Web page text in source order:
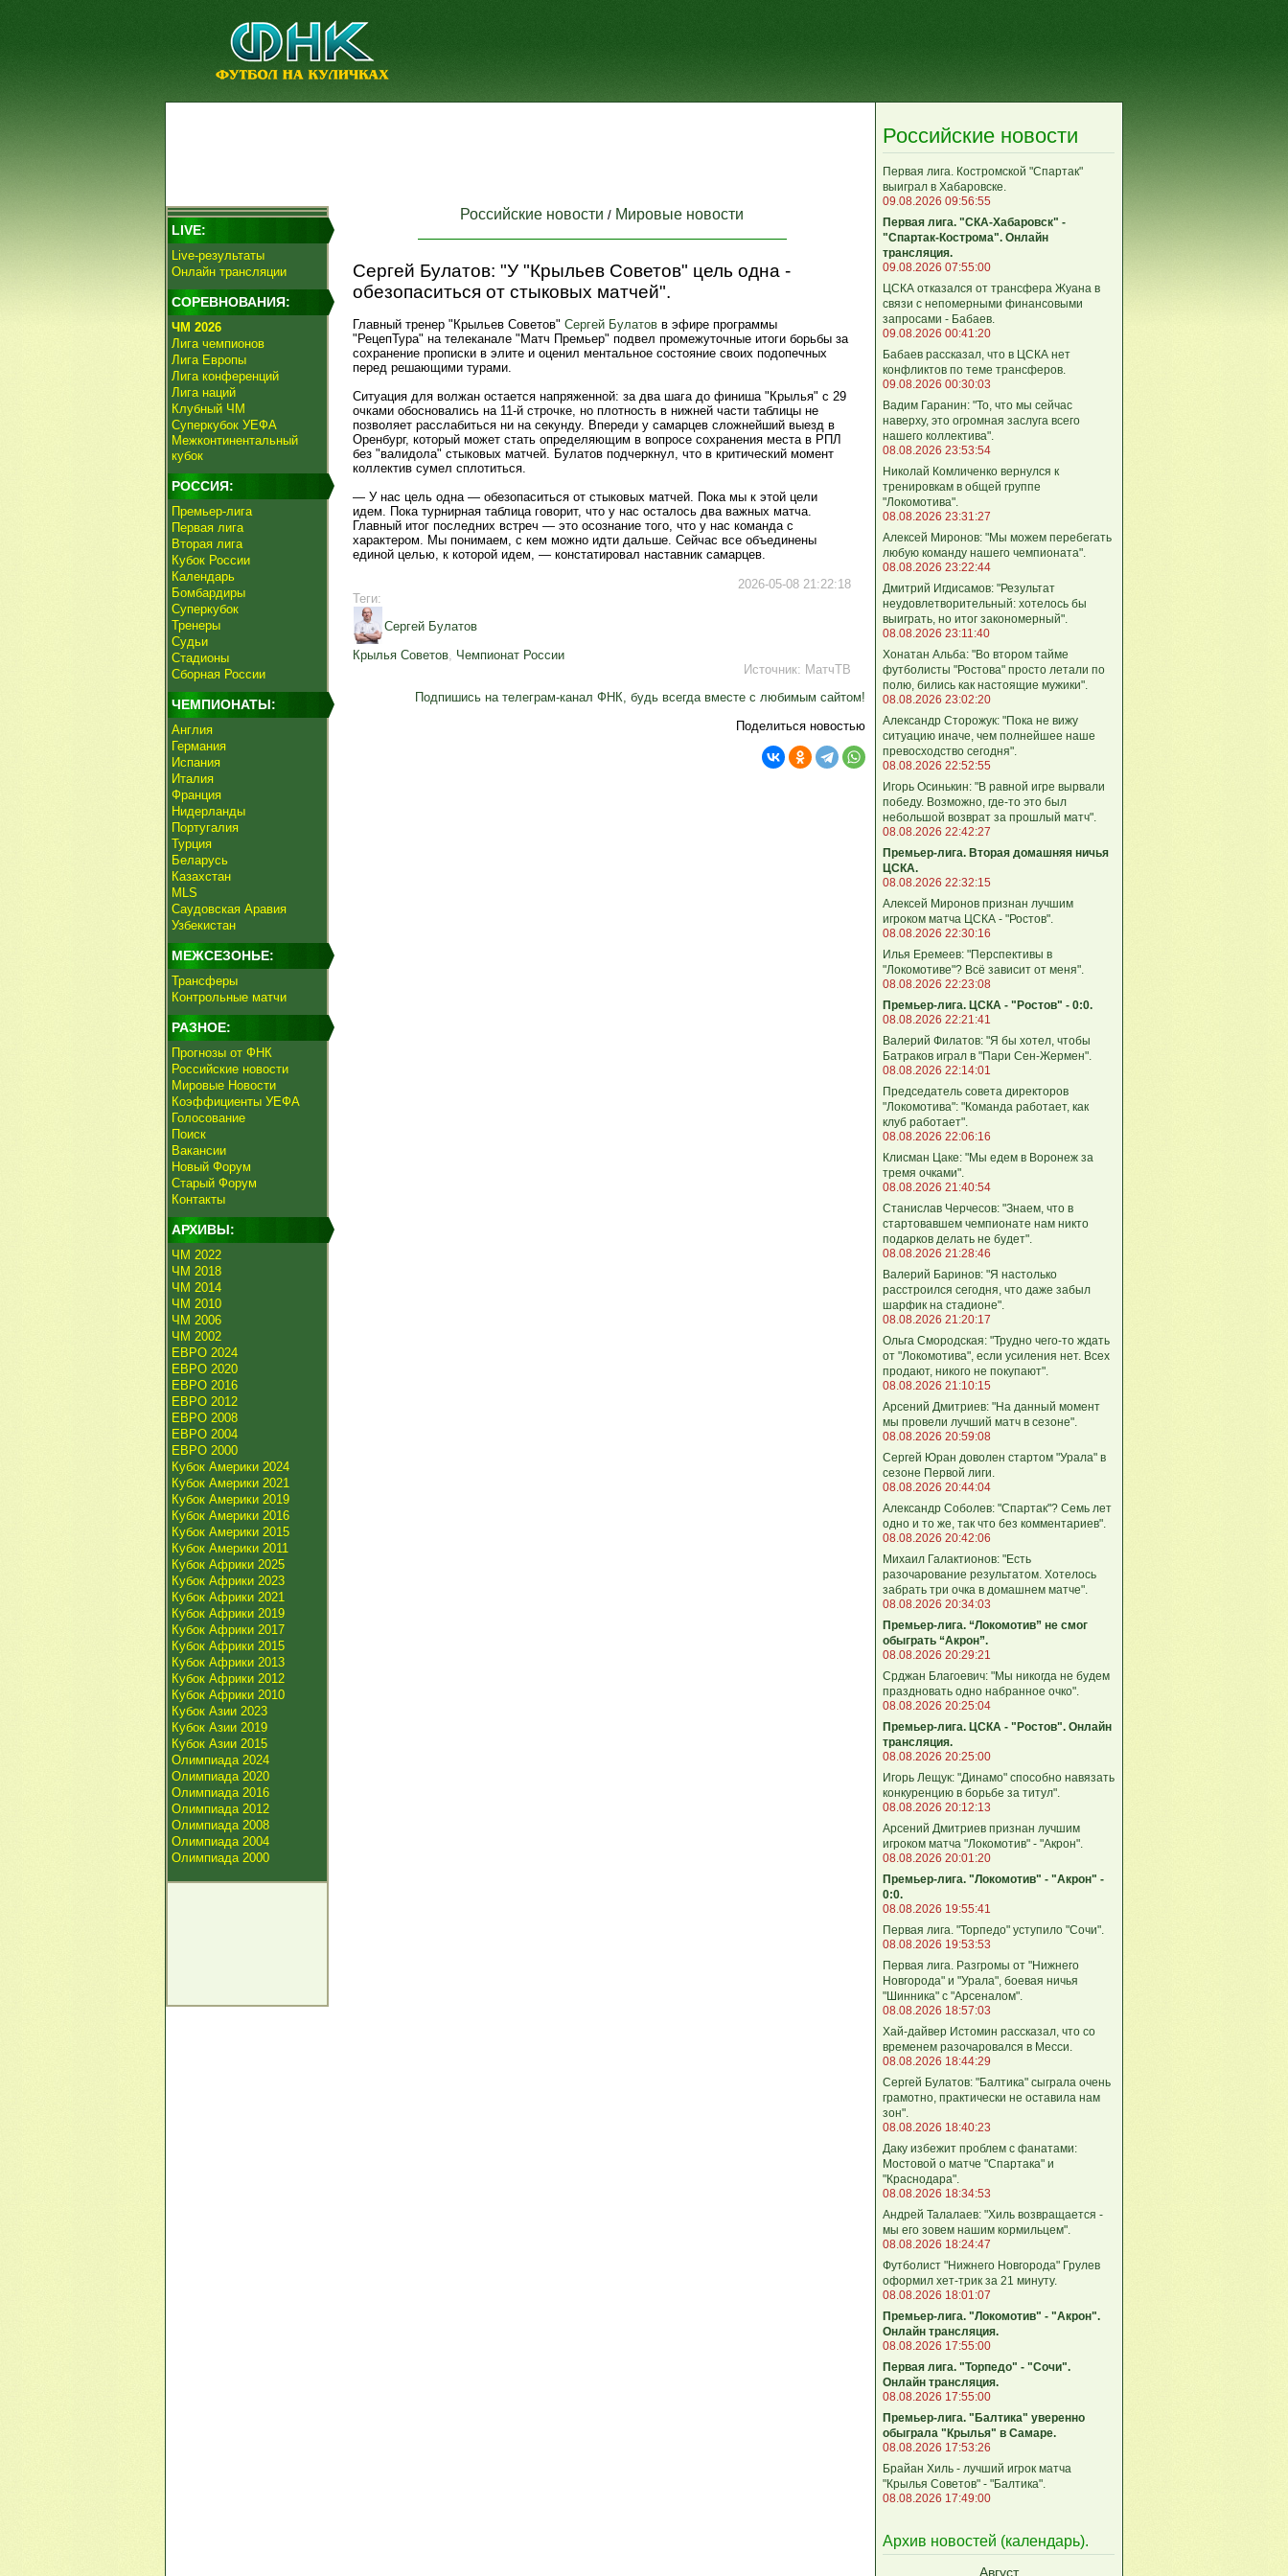
LIVE:
Live-результаты
Онлайн трансляции
СОРЕВНОВАНИЯ:
ЧМ 2026
Лига чемпионов
Лига Европы
Лига конференций
Лига наций
Клубный ЧМ
Суперкубок УЕФА
Межконтинентальный
кубок
РОССИЯ:
Премьер-лига
Первая лига
Вторая лига
Кубок России
Календарь
Бомбардиры
Суперкубок
Тренеры
Судьи
Стадионы
Сборная России
ЧЕМПИОНАТЫ:
Англия
Германия
Испания
Италия
Франция
Нидерланды
Португалия
Турция
Беларусь
Казахстан
MLS
Саудовская Аравия
Узбекистан
МЕЖСЕЗОНЬЕ:
Трансферы
Контрольные матчи
РАЗНОЕ:
Прогнозы от ФНК
Российские новости
Мировые Новости
Коэффициенты УЕФА
Голосование
Поиск
Вакансии
Новый Форум
Старый Форум
Контакты
АРХИВЫ:
ЧМ 2022
ЧМ 2018
ЧМ 2014
ЧМ 2010
ЧМ 2006
ЧМ 2002
ЕВРО 2024
ЕВРО 2020
ЕВРО 2016
ЕВРО 2012
ЕВРО 2008
ЕВРО 2004
ЕВРО 2000
Кубок Америки 2024
Кубок Америки 2021
Кубок Америки 2019
Кубок Америки 2016
Кубок Америки 2015
Кубок Америки 2011
Кубок Африки 2025
Кубок Африки 2023
Кубок Африки 2021
Кубок Африки 2019
Кубок Африки 2017
Кубок Африки 2015
Кубок Африки 2013
Кубок Африки 2012
Кубок Африки 2010
Кубок Азии 2023
Кубок Азии 2019
Кубок Азии 2015
Олимпиада 2024
Олимпиада 2020
Олимпиада 2016
Олимпиада 2012
Олимпиада 2008
Олимпиада 2004
Олимпиада 2000
Российские новости / Мировые новости
Сергей Булатов: "У "Крыльев Советов" цель одна -
обезопаситься от стыковых матчей".
Главный тренер "Крыльев Советов" Сергей Булатов в эфире программы
"РецепТура" на телеканале "Матч Премьер" подвел промежуточные итоги борьбы за
сохранение прописки в элите и оценил ментальное состояние своих подопечных
перед решающими турами.
Ситуация для волжан остается напряженной: за два шага до финиша "Крылья" с 29
очками обосновались на 11-й строчке, но плотность в нижней части таблицы не
позволяет расслабиться ни на секунду. Впереди у самарцев сложнейший выезд в
Оренбург, который может стать определяющим в вопросе сохранения места в РПЛ
без "валидола" стыковых матчей. Булатов подчеркнул, что в критический момент
коллектив сумел сплотиться.
— У нас цель одна — обезопаситься от стыковых матчей. Пока мы к этой цели
идем. Пока турнирная таблица говорит, что у нас осталось два важных матча.
Главный итог последних встреч — это осознание того, что у нас команда с
характером. Мы понимаем, с кем можно идти дальше. Сейчас все объединены
единой целью, к которой идем, — констатировал наставник самарцев.
2026-05-08 21:22:18
Теги:
Сергей Булатов
Крылья Советов, Чемпионат России
Источник: МатчТВ
Подпишись на телеграм-канал ФНК, будь всегда вместе с любимым сайтом!
Поделиться новостью
Российские новости
Первая лига. Костромской "Спартак"
выиграл в Хабаровске.
09.08.2026 09:56:55
Первая лига. "СКА-Хабаровск" -
"Спартак-Кострома". Онлайн
трансляция.
09.08.2026 07:55:00
ЦСКА отказался от трансфера Жуана в
связи с непомерными финансовыми
запросами - Бабаев.
09.08.2026 00:41:20
Бабаев рассказал, что в ЦСКА нет
конфликтов по теме трансферов.
09.08.2026 00:30:03
Вадим Гаранин: "То, что мы сейчас
наверху, это огромная заслуга всего
нашего коллектива".
08.08.2026 23:53:54
Николай Комличенко вернулся к
тренировкам в общей группе
"Локомотива".
08.08.2026 23:31:27
Алексей Миронов: "Мы можем перебегать
любую команду нашего чемпионата".
08.08.2026 23:22:44
Дмитрий Игдисамов: "Результат
неудовлетворительный: хотелось бы
выиграть, но итог закономерный".
08.08.2026 23:11:40
Хонатан Альба: "Во втором тайме
футболисты "Ростова" просто летали по
полю, бились как настоящие мужики".
08.08.2026 23:02:20
Александр Сторожук: "Пока не вижу
ситуацию иначе, чем полнейшее наше
превосходство сегодня".
08.08.2026 22:52:55
Игорь Осинькин: "В равной игре вырвали
победу. Возможно, где-то это был
небольшой возврат за прошлый матч".
08.08.2026 22:42:27
Премьер-лига. Вторая домашняя ничья
ЦСКА.
08.08.2026 22:32:15
Алексей Миронов признан лучшим
игроком матча ЦСКА - "Ростов".
08.08.2026 22:30:16
Илья Еремеев: "Перспективы в
"Локомотиве"? Всё зависит от меня".
08.08.2026 22:23:08
Премьер-лига. ЦСКА - "Ростов" - 0:0.
08.08.2026 22:21:41
Валерий Филатов: "Я бы хотел, чтобы
Батраков играл в "Пари Сен-Жермен".
08.08.2026 22:14:01
Председатель совета директоров
"Локомотива": "Команда работает, как
клуб работает".
08.08.2026 22:06:16
Клисман Цаке: "Мы едем в Воронеж за
тремя очками".
08.08.2026 21:40:54
Станислав Черчесов: "Знаем, что в
стартовавшем чемпионате нам никто
подарков делать не будет".
08.08.2026 21:28:46
Валерий Баринов: "Я настолько
расстроился сегодня, что даже забыл
шарфик на стадионе".
08.08.2026 21:20:17
Ольга Смородская: "Трудно чего‑то ждать
от "Локомотива", если усиления нет. Всех
продают, никого не покупают".
08.08.2026 21:10:15
Арсений Дмитриев: "На данный момент
мы провели лучший матч в сезоне".
08.08.2026 20:59:08
Сергей Юран доволен стартом "Урала" в
сезоне Первой лиги.
08.08.2026 20:44:04
Александр Соболев: "Спартак"? Семь лет
одно и то же, так что без комментариев".
08.08.2026 20:42:06
Михаил Галактионов: "Есть
разочарование результатом. Хотелось
забрать три очка в домашнем матче".
08.08.2026 20:34:03
Премьер-лига. “Локомотив” не смог
обыграть “Акрон”.
08.08.2026 20:29:21
Срджан Благоевич: "Мы никогда не будем
праздновать одно набранное очко".
08.08.2026 20:25:04
Премьер-лига. ЦСКА - "Ростов". Онлайн
трансляция.
08.08.2026 20:25:00
Игорь Лещук: "Динамо" способно навязать
конкуренцию в борьбе за титул".
08.08.2026 20:12:13
Арсений Дмитриев признан лучшим
игроком матча "Локомотив" - "Акрон".
08.08.2026 20:01:20
Премьер-лига. "Локомотив" - "Акрон" -
0:0.
08.08.2026 19:55:41
Первая лига. "Торпедо" уступило "Сочи".
08.08.2026 19:53:53
Первая лига. Разгромы от "Нижнего
Новгорода" и "Урала", боевая ничья
"Шинника" с "Арсеналом".
08.08.2026 18:57:03
Хай-дайвер Истомин рассказал, что со
временем разочаровался в Месси.
08.08.2026 18:44:29
Сергей Булатов: "Балтика" сыграла очень
грамотно, практически не оставила нам
зон".
08.08.2026 18:40:23
Даку избежит проблем с фанатами:
Мостовой о матче "Спартака" и
"Краснодара".
08.08.2026 18:34:53
Андрей Талалаев: "Хиль возвращается -
мы его зовем нашим кормильцем".
08.08.2026 18:24:47
Футболист "Нижнего Новгорода" Грулев
оформил хет-трик за 21 минуту.
08.08.2026 18:01:07
Премьер-лига. "Локомотив" - "Акрон".
Онлайн трансляция.
08.08.2026 17:55:00
Первая лига. "Торпедо" - "Сочи".
Онлайн трансляция.
08.08.2026 17:55:00
Премьер-лига. "Балтика" уверенно
обыграла "Крылья" в Самаре.
08.08.2026 17:53:26
Брайан Хиль - лучший игрок матча
"Крылья Советов" - "Балтика".
08.08.2026 17:49:00
Архив новостей (календарь).
Август